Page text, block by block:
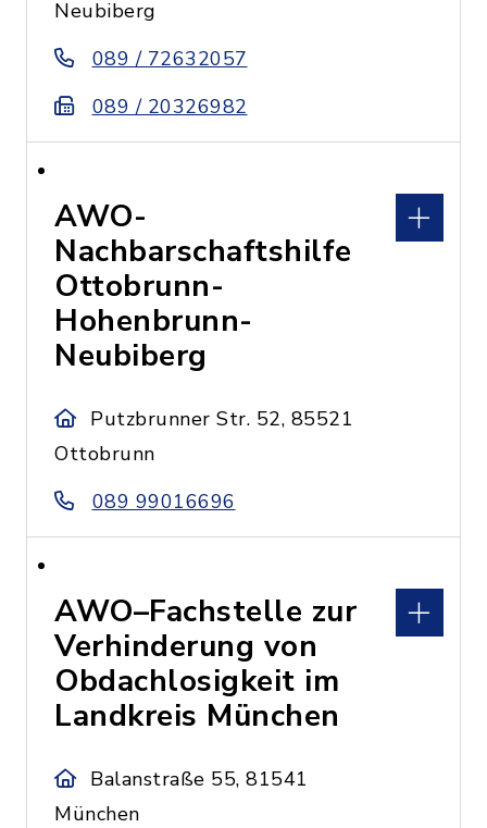
Neubiberg
089 / 72632057
089 / 20326982
AWO-
Nachbarschaftshilfe
Ottobrunn-
Hohenbrunn-
Neubiberg
Putzbrunner Str. 52, 85521
Ottobrunn
089 99016696
AWO–Fachstelle zur
Verhinderung von
Obdachlosigkeit im
Landkreis München
Balanstraße 55, 81541
München